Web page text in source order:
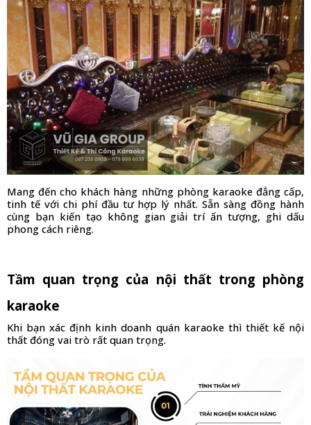
Mang đến cho khách hàng những phòng karaoke đẳng cấp,
tinh tế với chi phí đầu tư hợp lý nhất. Sẵn sàng đồng hành
cùng bạn kiến tạo không gian giải trí ấn tượng, ghi dấu
phong cách riêng.
Tầm quan trọng của nội thất trong phòng
karaoke
Khi bạn xác định kinh doanh quán karaoke thì thiết kế nội
thất đóng vai trò rất quan trọng.